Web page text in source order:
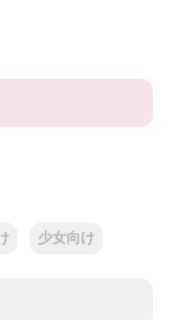
少女向け